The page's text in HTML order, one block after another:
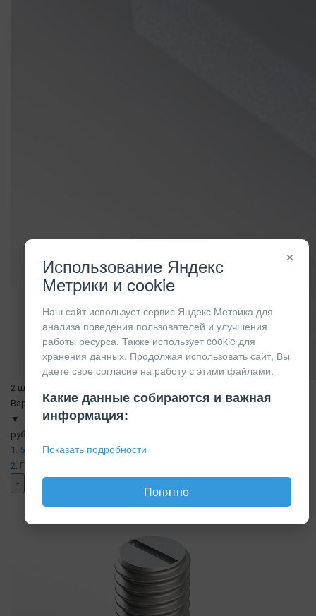
2 шт.
Вариант 4
▼
руб./комлпект.
1. 5030 | Болт Т-образный М8х20 паз 10 - 2 шт.
2. Гайка с фланцем М8 DIN6923 - 2 шт.
-
( в наличии )
×
Использование Яндекс
Метрики и cookie
Наш сайт использует сервис Яндекс Метрика для
анализа поведения пользователей и улучшения
работы ресурса. Также использует cookie для
хранения данных. Продолжая использовать сайт, Вы
даете свое согласие на работу с этими файлами.
Какие данные собираются и важная
информация:
Показать подробности
Понятно